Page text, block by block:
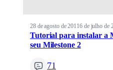
28 de agosto de 20116 de julho de
Tutorial para instalar a
seu Milestone 2
71